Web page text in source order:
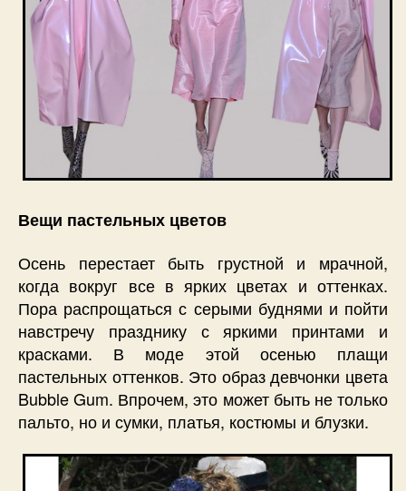
Вещи пастельных цветов
Осень перестает быть грустной и мрачной,
когда вокруг все в ярких цветах и оттенках.
Пора распрощаться с серыми буднями и пойти
навстречу празднику с яркими принтами и
красками. В моде этой осенью плащи
пастельных оттенков. Это образ девчонки цвета
Bubble Gum. Впрочем, это может быть не только
пальто, но и сумки, платья, костюмы и блузки.